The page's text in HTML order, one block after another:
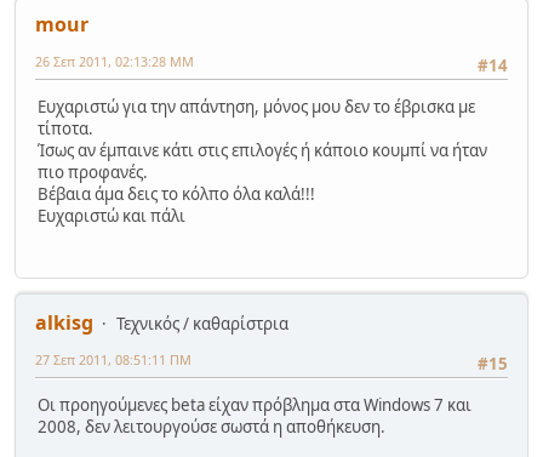
mour
#14
26 Σεπ 2011, 02:13:28 ΜΜ
Ευχαριστώ για την απάντηση, μόνος μου δεν το έβρισκα με
τίποτα.
Ίσως αν έμπαινε κάτι στις επιλογές ή κάποιο κουμπί να ήταν
πιο προφανές.
Βέβαια άμα δεις το κόλπο όλα καλά!!!
Ευχαριστώ και πάλι
alkisg
Τεχνικός / καθαρίστρια
#15
27 Σεπ 2011, 08:51:11 ΠΜ
Οι προηγούμενες beta είχαν πρόβλημα στα Windows 7 και
2008, δεν λειτουργούσε σωστά η αποθήκευση.